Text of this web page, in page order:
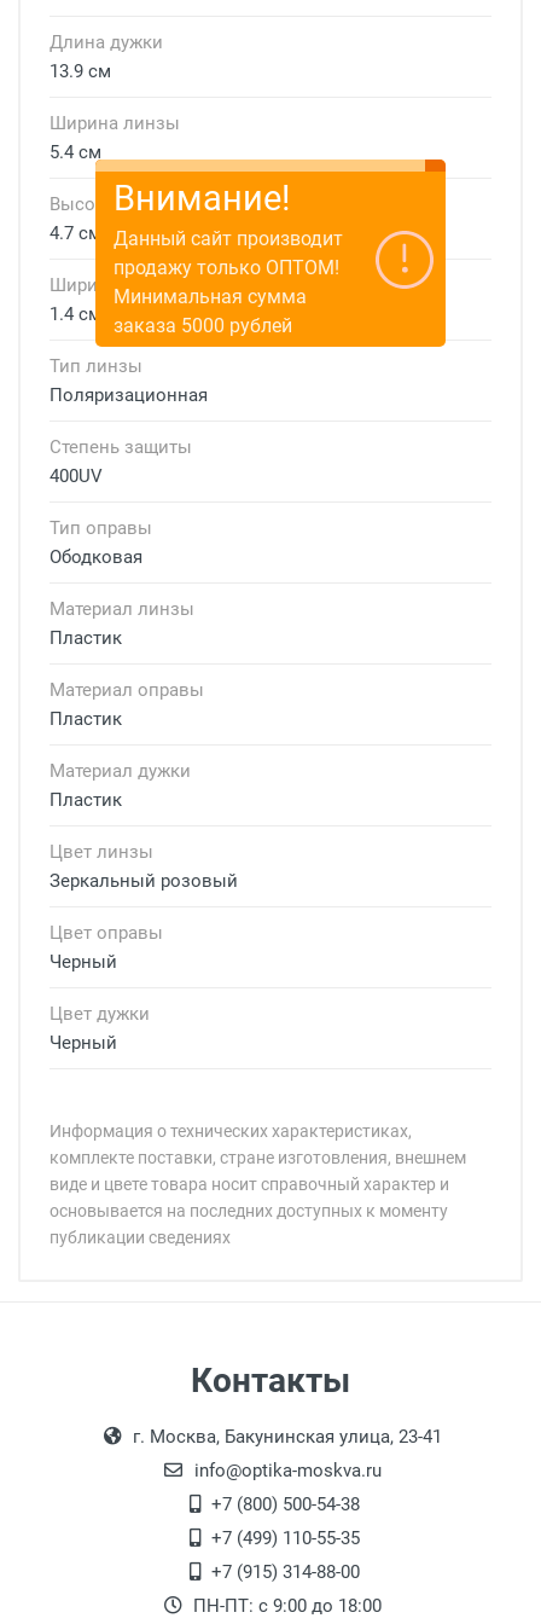
Длина дужки
13.9 см
Ширина линзы
5.4 см
Высота линзы
4.7 см
Ширина мостика
1.4 см
Тип линзы
Поляризационная
Степень защиты
400UV
Тип оправы
Ободковая
Материал линзы
Пластик
Материал оправы
Пластик
Материал дужки
Пластик
Цвет линзы
Зеркальный розовый
Цвет оправы
Черный
Цвет дужки
Черный
Информация о технических характеристиках,
комплекте поставки, стране изготовления, внешнем
виде и цвете товара носит справочный характер и
основывается на последних доступных к моменту
публикации сведениях
Общая ширина:
Ширина мостика:
Степень защиты:
Оплата товара производится
наличными непосредственно на пункте
выдачи товара.
18:00, по субботам с 11:00 до 15:00, в
офисе по адресу: г. Москва,
Переведеновский переулок 17, корпус 1,
второй этаж, тел. +7 (499) 110-55-35.
После того, как заказ поступает в пункт
выдачи, наш менеджер связывается с
клиентом и оповещает о поступлении
Контакты
г. Москва, Бакунинская улица, 23-41
info@optika-moskva.ru
+7 (800) 500-54-38
+7 (499) 110-55-35
+7 (915) 314-88-00
ПН-ПТ: с 9:00 до 18:00
Внимание!
Данный сайт производит
продажу только ОПТОМ!
Минимальная сумма
заказа 5000 рублей